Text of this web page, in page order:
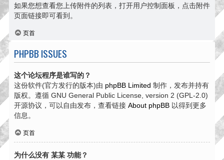
如果您想查看您上传附件的列表，打开用户控制面板，点击附件
页面链接即可看到。
页首
PHPBB ISSUES
这个论坛程序是谁写的？
这份软件(官方发行的版本)由 phpBB Limited 制作，发布并持有
版权。遵循 GNU General Public License, version 2 (GPL-2.0)
开源协议，可以自由发布，查看链接 About phpBB 以得到更多
信息。
页首
为什么没有 某某 功能？